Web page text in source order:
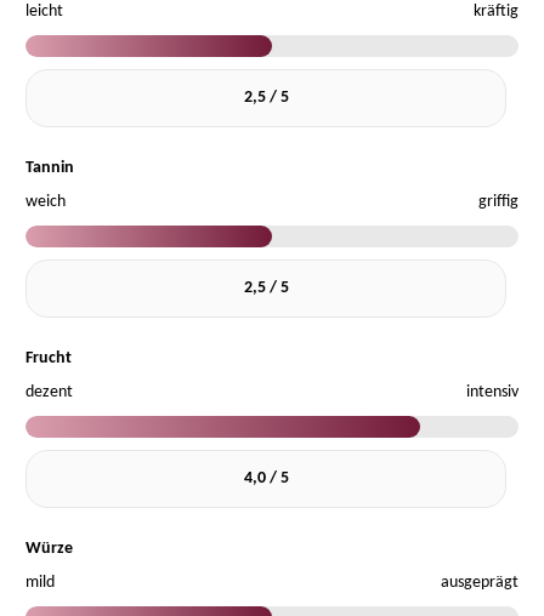
leicht
kräftig
2,5 / 5
Tannin
weich
griffig
2,5 / 5
Frucht
dezent
intensiv
4,0 / 5
Würze
mild
ausgeprägt